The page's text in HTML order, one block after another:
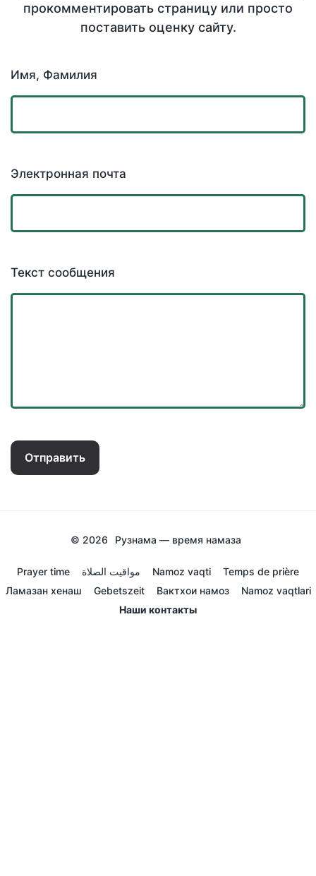
прокомментировать страницу или просто
поставить оценку сайту.
Имя, Фамилия
Электронная почта
Текст сообщения
Отправить
© 2026 Рузнама — время намаза
Prayer time مواقيت الصلاة Namoz vaqti
Temps de prière
Ламазан хенаш
Gebetszeit Вактхои намоз
Namoz vaqtlari
Наши контакты